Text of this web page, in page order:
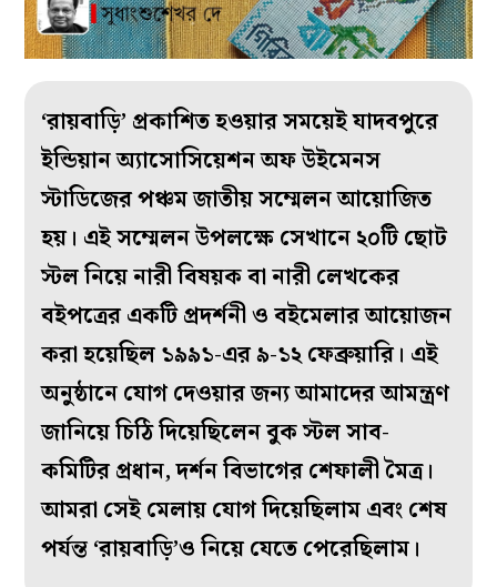
‘রায়বাড়ি’ প্রকাশিত হওয়ার সময়েই যাদবপুরে
ইন্ডিয়ান অ্যাসোসিয়েশন অফ উইমেনস
স্টাডিজের পঞ্চম জাতীয় সম্মেলন আয়োজিত
হয়। এই সম্মেলন উপলক্ষে সেখানে ২০টি ছোট
স্টল নিয়ে নারী বিষয়ক বা নারী লেখকের
বইপত্রের একটি প্রদর্শনী ও বইমেলার আয়োজন
করা হয়েছিল ১৯৯১-এর ৯-১২ ফেব্রুয়ারি। এই
অনুষ্ঠানে যোগ দেওয়ার জন্য আমাদের আমন্ত্রণ
জানিয়ে চিঠি দিয়েছিলেন বুক স্টল সাব-
কমিটির প্রধান, দর্শন বিভাগের শেফালী মৈত্র।
আমরা সেই মেলায় যোগ দিয়েছিলাম এবং শেষ
পর্যন্ত ‘রায়বাড়ি’ও নিয়ে যেতে পেরেছিলাম।